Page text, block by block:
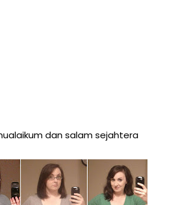
dan salam sejahtera